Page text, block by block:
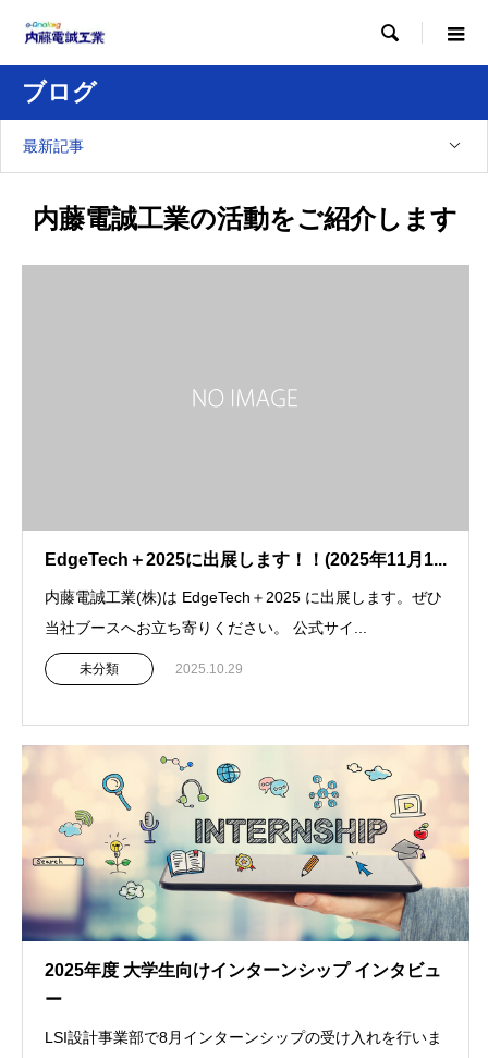

ブログ
最新記事
内藤電誠工業の活動をご紹介します
EdgeTech＋2025に出展します！！(2025年11月1...
内藤電誠工業(株)は EdgeTech＋2025 に出展します。ぜひ
当社ブースへお立ち寄りください。 公式サイ...
未分類 2025.10.29
2025年度 大学生向けインターンシップ インタビュ
ー
LSI設計事業部で8月インターンシップの受け入れを行いま